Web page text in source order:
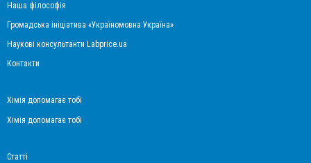
Наша філософія
Громадська ініціатива «Україномовна Україна»
Наукові консультанти Labprice.ua
Контакти
Хімія допомагає тобі
Хімія допомагає тобі
Статті